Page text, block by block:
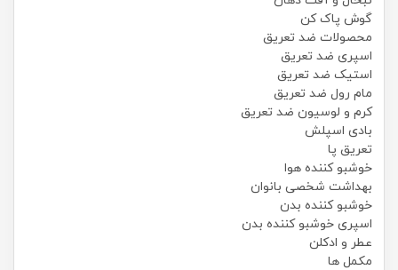
گوش پاک کن
محصولات ضد تعریق
اسپری ضد تعریق
استیک ضد تعریق
مام رول ضد تعریق
کرم و لوسیون ضد تعریق
بادی اسپلش
تعریق پا
خوشبو کننده هوا
بهداشت شخصی بانوان
خوشبو کننده بدن
اسپری خوشبو کننده بدن
عطر و ادکلن
مکمل ها